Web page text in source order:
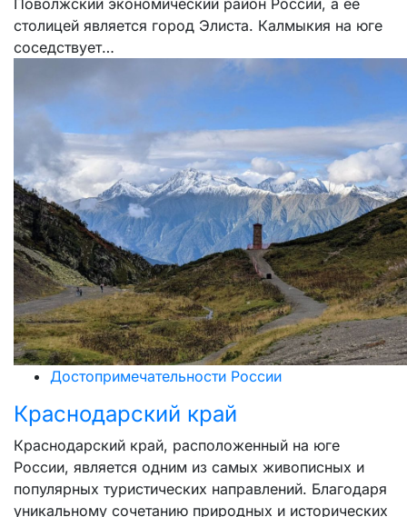
Поволжский экономический район России, а ее
столицей является город Элиста. Калмыкия на юге
соседствует…
Достопримечательности России
Краснодарский край
Краснодарский край, расположенный на юге
России, является одним из самых живописных и
популярных туристических направлений. Благодаря
уникальному сочетанию природных и исторических